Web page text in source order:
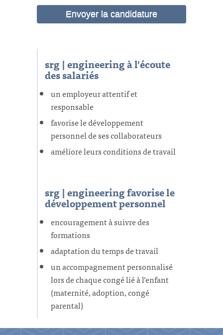
Envoyer la candidature
srg | engineering à l'écoute
des salariés
un employeur attentif et
responsable
favorise le développement
personnel de ses collaborateurs
améliore leurs conditions de travail
srg | engineering favorise le
développement personnel
encouragement à suivre des
formations
adaptation du temps de travail
un accompagnement personnalisé
lors de chaque congé lié à l’enfant
(maternité, adoption, congé
parental)